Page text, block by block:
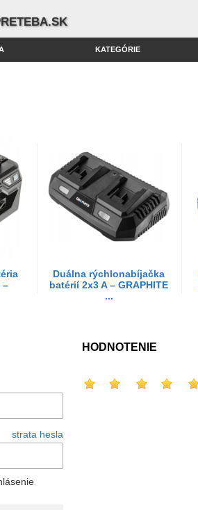
KATEGÓRIE
–
Duálna rýchlonabíjačka
batérií 2x3 A – GRAPHITE
...
strata hesla
HODNOTENIE